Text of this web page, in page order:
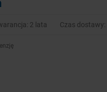
2 lata Czas dostawy: